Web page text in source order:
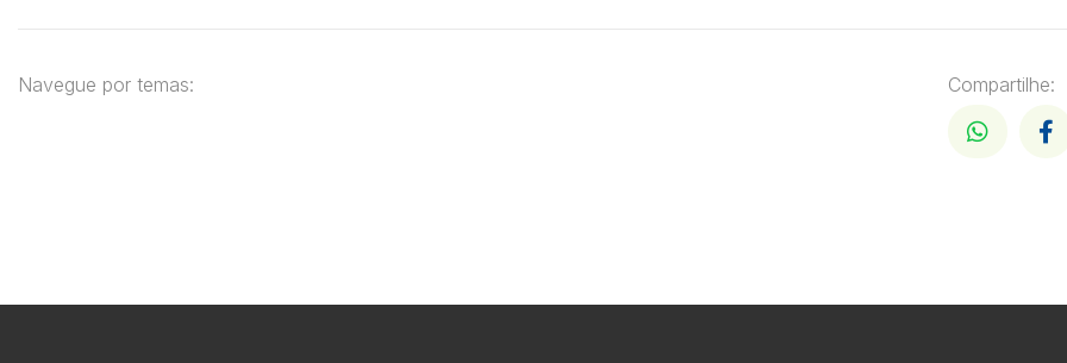
Navegue por temas: Compartilhe: